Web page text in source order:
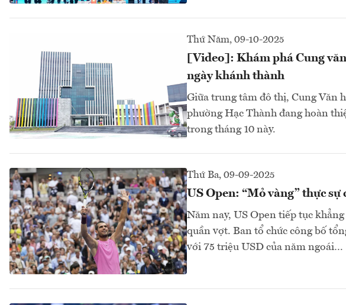
Thứ Năm, 09-10-2025
[Video]: Khám phá Cung
ngày khánh thành
Giữa trung tâm đô thị, Cung Văn
phường Hạc Thành đang hoàn
trong tháng 10 này.
Thứ Ba, 09-09-2025
US Open: “Mỏ vàng” thực sự
Năm nay, US Open tiếp tục
quần vợt. Ban tổ chức công bố
với 75 triệu USD của năm ngoái…